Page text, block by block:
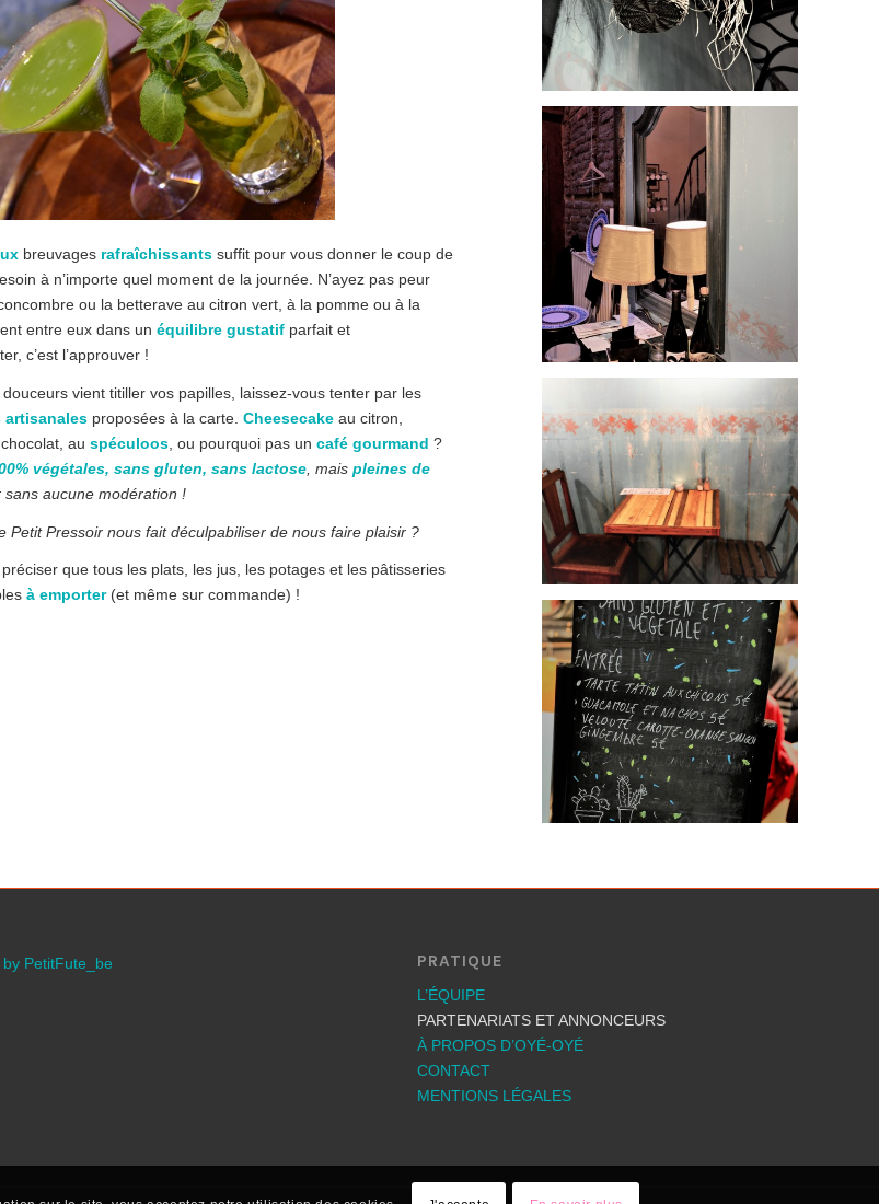
breuvages rafraîchissantssuffit pour vous donner le coup de
à n’importe quel moment de la journée. N’ayez pas peur
ou la betterave au citron vert, à la pomme ou à la
entre eux dans un équilibre gustatifparfait et
c’est l’approuver !
vient titiller vos papilles, laissez-vous tenter par les
artisanalesproposées à la carte. Cheesecakeau citron,
au spéculoos, ou pourquoi pas un café gourmand ?
végétales, sans gluten, sans lactose, mais pleines de
aucune modération !
Petit Pressoir nous fait déculpabiliser de nous faire plaisir ?
que tous les plats, les jus, les potages et les pâtisseries
à emporter(et même sur commande) !
PetitFute_be PRATIQUE
L’ÉQUIPE
PARTENARIATS ET ANNONCEURS
À PROPOS D’OYÉ-OYÉ
CONTACT
MENTIONS LÉGALES